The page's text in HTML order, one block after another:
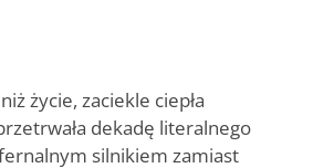
życie, zaciekle ciepła
dekadę literalnego
silnikiem zamiast